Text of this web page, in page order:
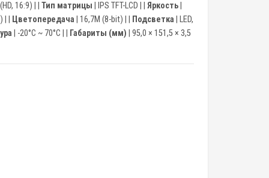
16:9) | | Тип матрицы | IPS TFT-LCD | | Яркость
|
Цветопередача | 16,7M (8-bit) | | Подсветка | LED,
| -20°C ~ 70°C | | Габариты (мм) | 95,0 × 151,5 × 3,5